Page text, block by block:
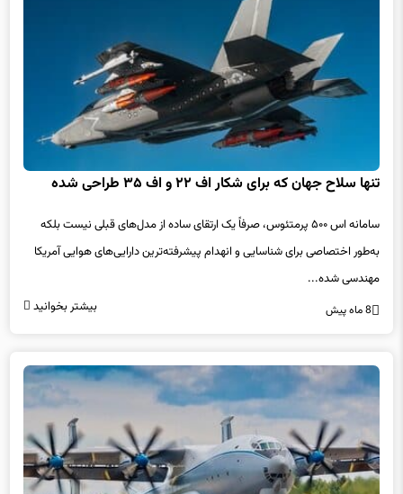
تنها سلاح جهان که برای شکار اف ۲۲ و اف ۳۵ طراحی شده
سامانه اس ۵۰۰ پرمتئوس، صرفاً یک ارتقای ساده از مدل‌های قبلی نیست بلکه
به‌طور اختصاصی برای شناسایی و انهدام پیشرفته‌ترین دارایی‌های هوایی آمریکا
مهندسی شده...
8 ماه پیش بیشتر بخوانید